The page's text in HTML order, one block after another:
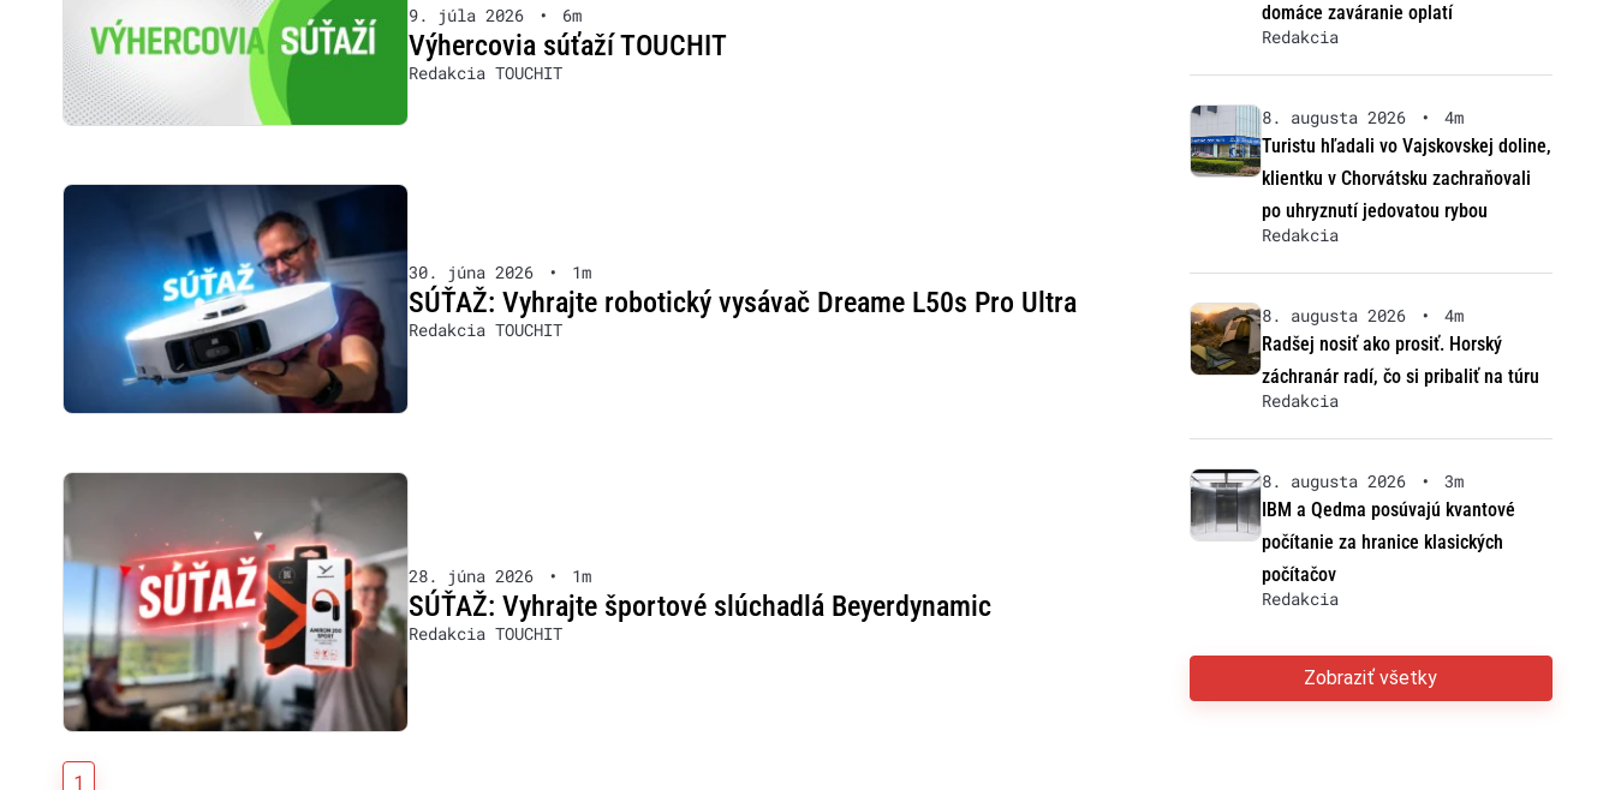
9. júla 2026 • 6m
Výhercovia súťaží TOUCHIT
Redakcia TOUCHIT
30. júna 2026 • 1m
SÚŤAŽ: Vyhrajte robotický vysávač Dreame L50s Pro Ultra
Redakcia TOUCHIT
28. júna 2026 • 1m
SÚŤAŽ: Vyhrajte športové slúchadlá Beyerdynamic
Redakcia TOUCHIT
1
domáce zaváranie oplatí
Redakcia
8. augusta 2026 •
4m
Turistu hľadali vo Vajskovskej doline,
klientku v Chorvátsku zachraňovali
po uhryznutí jedovatou rybou
Redakcia
8. augusta 2026 •
4m
Radšej nosiť ako prosiť. Horský
záchranár radí, čo si pribaliť na túru
Redakcia
8. augusta 2026 •
3m
IBM a Qedma posúvajú kvantové
počítanie za hranice klasických
počítačov
Redakcia
Zobraziť všetky